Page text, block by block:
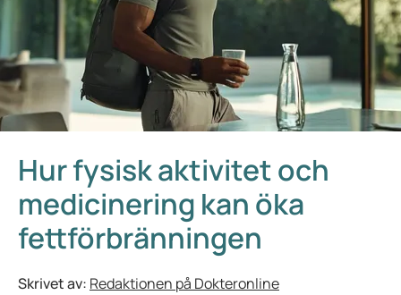
Hur fysisk aktivitet och
medicinering kan öka
fettförbränningen
Skrivet av: Redaktionen på Dokteronline